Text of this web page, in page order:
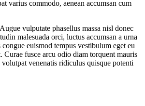
varius commodo, aenean accumsan cum
vulputate phasellus massa nisl donec
malesuada orci, luctus accumsan a urna
euismod tempus vestibulum eget eu
fusce arcu odio diam torquent mauris
venenatis ridiculus quisque potenti